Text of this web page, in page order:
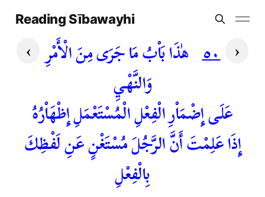
Reading Sībawayhi
› ‹ ٥٠ هٰذَا بَاْبُ مَا جَرَى مِنَ الْأَمْرِ
وَالنَّهْيِ
عَلَى إِضْمَاْرِ الْفِعْلِ الْمُسْتَعْمَلِ إِظْهَاْرُهُ
إِذَا عَلِمْتَ أَنَّ الرَّجُلَ مُسْتَغْنٍ عَنِ لَفْظِكَ
بِالْفِعْلِ